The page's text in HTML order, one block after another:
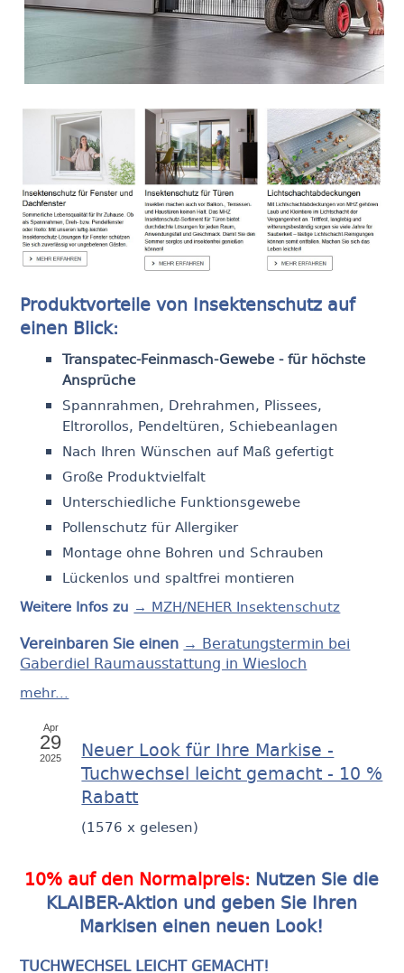
Produktvorteile von Insektenschutz auf
einen Blick:
Transpatec-Feinmasch-Gewebe - für höchste
Ansprüche
Spannrahmen, Drehrahmen, Plissees,
Eltrorollos, Pendeltüren, Schiebeanlagen
Nach Ihren Wünschen auf Maß gefertigt
Große Produktvielfalt
Unterschiedliche Funktionsgewebe
Pollenschutz für Allergiker
Montage ohne Bohren und Schrauben
Lückenlos und spaltfrei montieren
Weitere Infos zu → MZH/NEHER Insektenschutz
Vereinbaren Sie einen → Beratungstermin bei
Gaberdiel Raumausstattung in Wiesloch
mehr...
Neuer Look für Ihre Markise -
Tuchwechsel leicht gemacht - 10 %
Rabatt
(1576 x gelesen)
Apr
29
2025
10% auf den Normalpreis: Nutzen Sie die
KLAIBER-Aktion und geben Sie Ihren
Markisen einen neuen Look!
TUCHWECHSEL LEICHT GEMACHT!